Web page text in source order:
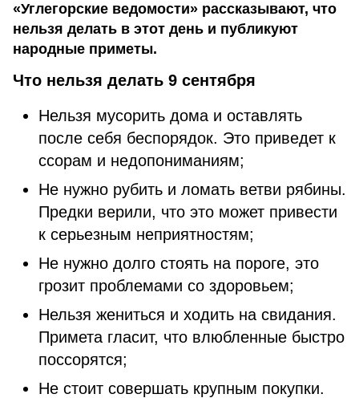
«Углегорские ведомости» рассказывают, что
нельзя делать в этот день и публикуют
народные приметы.
Что нельзя делать 9 сентября
Нельзя мусорить дома и оставлять
после себя беспорядок. Это приведет к
ссорам и недопониманиям;
Не нужно рубить и ломать ветви рябины.
Предки верили, что это может привести
к серьезным неприятностям;
Не нужно долго стоять на пороге, это
грозит проблемами со здоровьем;
Нельзя жениться и ходить на свидания.
Примета гласит, что влюбленные быстро
поссорятся;
Не стоит совершать крупным покупки.